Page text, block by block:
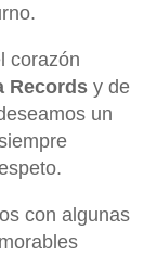
corazón
Records y de
un
con algunas